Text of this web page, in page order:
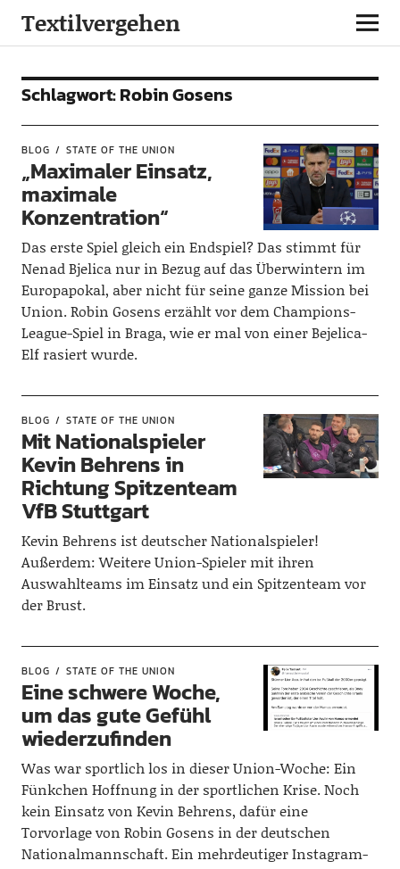
Textilvergehen
Schlagwort:Robin Gosens
BLOG STATE OF THE UNION
„Maximaler Einsatz,
maximale
Konzentration“
Das erste Spiel gleich ein Endspiel? Das stimmt für
Nenad Bjelica nur in Bezug auf das Überwintern im
Europapokal, aber nicht für seine ganze Mission bei
Union. Robin Gosens erzählt vor dem Champions-
League-Spiel in Braga, wie er mal von einer Bejelica-
Elf rasiert wurde.
BLOG STATE OF THE UNION
Mit Nationalspieler
Kevin Behrens in
Richtung Spitzenteam
VfB Stuttgart
Kevin Behrens ist deutscher Nationalspieler!
Außerdem: Weitere Union-Spieler mit ihren
Auswahlteams im Einsatz und ein Spitzenteam vor
der Brust.
BLOG STATE OF THE UNION
Eine schwere Woche,
um das gute Gefühl
wiederzufinden
Was war sportlich los in dieser Union-Woche: Ein
Fünkchen Hoffnung in der sportlichen Krise. Noch
kein Einsatz von Kevin Behrens, dafür eine
Torvorlage von Robin Gosens in der deutschen
Nationalmannschaft. Ein mehrdeutiger Instagram-